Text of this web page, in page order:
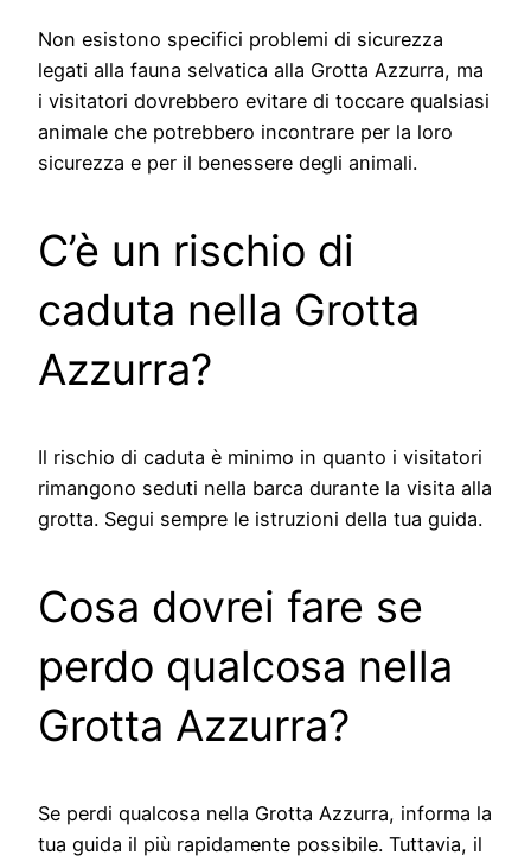
Non esistono specifici problemi di sicurezza
legati alla fauna selvatica alla Grotta Azzurra, ma
i visitatori dovrebbero evitare di toccare qualsiasi
animale che potrebbero incontrare per la loro
sicurezza e per il benessere degli animali.
C’è un rischio di
caduta nella Grotta
Azzurra?
Il rischio di caduta è minimo in quanto i visitatori
rimangono seduti nella barca durante la visita alla
grotta. Segui sempre le istruzioni della tua guida.
Cosa dovrei fare se
perdo qualcosa nella
Grotta Azzurra?
Se perdi qualcosa nella Grotta Azzurra, informa la
tua guida il più rapidamente possibile. Tuttavia, il